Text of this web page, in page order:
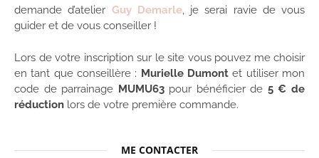
demande d’atelier Guy Demarle, je serai ravie de vous
guider et de vous conseiller !
Lors de votre inscription sur le site vous pouvez me choisir
en tant que conseillère : Murielle Dumont et utiliser mon
code de parrainage MUMU63pour bénéficier de 5 € de
réduction lors de votre première commande.
ME CONTACTER